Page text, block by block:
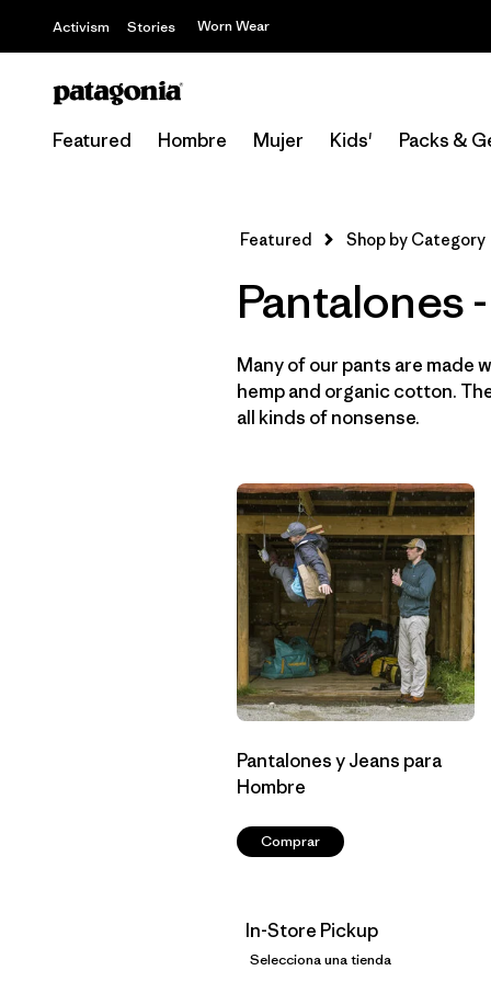
Activism Stories Worn Wear
Featured Hombre Mujer Kids' Packs &
Featured Shop by Category
Pantalones
Many of our pants are made
hemp and organic cotton.
all kinds of nonsense.
Pantalones y Jeans para
Hombre
Comprar
In-Store Pickup
Selecciona una tienda